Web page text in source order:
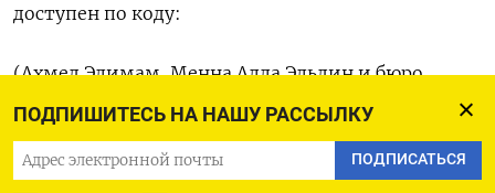
ПОДПИШИТЕСЬ НА НАШУ РАССЫЛКУ
ПОДПИСАТЬСЯ
доступен по ‌коду:
(Ахмед Элимам, Менна ​Алла Эльдин и ‌бюро
Рейтер)